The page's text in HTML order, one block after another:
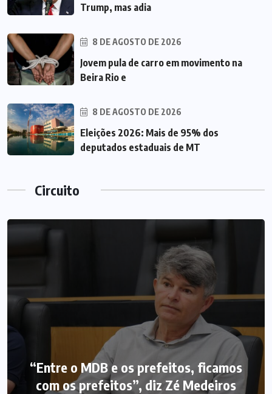
Trump, mas adia
8 DE AGOSTO DE 2026
Jovem pula de carro em movimento na
Beira Rio e
8 DE AGOSTO DE 2026
Eleições 2026: Mais de 95% dos
deputados estaduais de MT
Circuito
“Entre o MDB e os prefeitos, ficamos
com os prefeitos”, diz Zé Medeiros